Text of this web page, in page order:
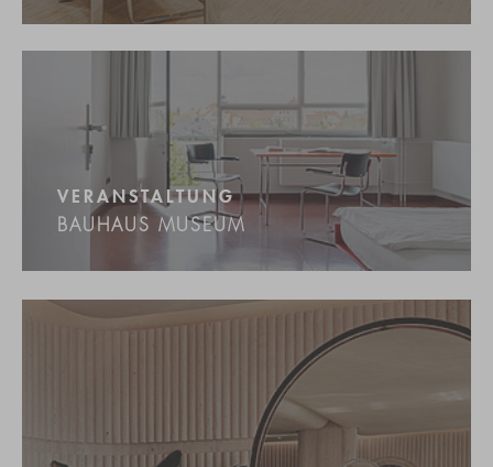
VERANSTALTUNG
BAUHAUS MUSEUM